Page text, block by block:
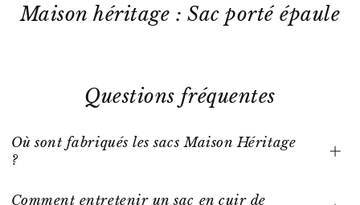
Maison héritage : Sac porté épaule
Questions fréquentes
Où sont fabriqués les sacs Maison Héritage
?
Comment entretenir un sac en cuir de